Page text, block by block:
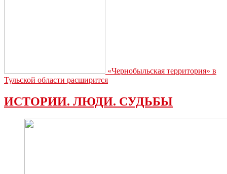
«Чернобыльская территория» в
Тульской области расширится
ИСТОРИИ. ЛЮДИ. СУДЬБЫ